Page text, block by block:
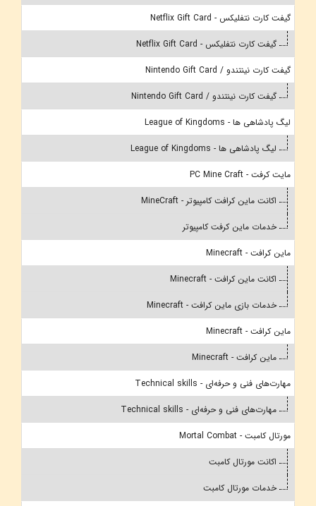
گیفت کارت نتفلیکس - Netflix Gift Card
گیفت کارت نتفلیکس - Netflix Gift Card
گیفت کارت نینتندو / Nintendo Gift Card
گیفت کارت نینتندو / Nintendo Gift Card
لیگ پادشاهی ها - League of Kingdoms
لیگ پادشاهی ها - League of Kingdoms
مایت کرفت - PC Mine Craft
اکانت ماین کرافت کامپیوتر - MineCraft
خدمات ماین کرفت کامپیوتر
ماین کرافت - Minecraft
اکانت ماین کرافت - Minecraft
خدمات بازی ماین کرافت - Minecraft
ماین کرافت - Minecraft
ماین کرافت - Minecraft
مهارت‌های فنی و حرفه‌ای - Technical skills
مهارت‌های فنی و حرفه‌ای - Technical skills
مورتال کامبت - Mortal Combat
اکانت مورتال کامبت
خدمات مورتال کامبت